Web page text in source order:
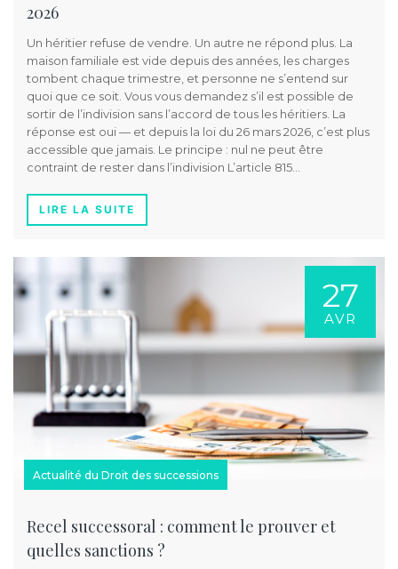
2026
Un héritier refuse de vendre. Un autre ne répond plus. La
maison familiale est vide depuis des années, les charges
tombent chaque trimestre, et personne ne s’entend sur
quoi que ce soit. Vous vous demandez s’il est possible de
sortir de l’indivision sans l’accord de tous les héritiers. La
réponse est oui — et depuis la loi du 26 mars 2026, c’est plus
accessible que jamais. Le principe : nul ne peut être
contraint de rester dans l’indivision L’article 815…
LIRE LA SUITE
27
AVR
Actualité du Droit des successions
Recel successoral : comment le prouver et
quelles sanctions ?